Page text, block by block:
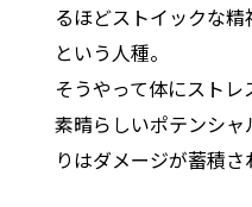
るほどストイックな
という人種。
そうやって体にスト
素晴らしいポテンシ
りはダメージが蓄積さ